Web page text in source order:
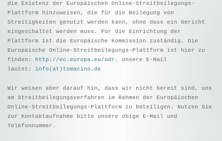
die Existenz der Europäischen Online-Streitbeilegungs-
Plattform hinzuweisen, die für die Beilegung von
Streitigkeiten genutzt werden kann, ohne dass ein Gericht
eingeschaltet werden muss. Für die Einrichtung der
Plattform ist die Europäische Kommission zuständig. Die
Europäische Online-Streitbeilegungs-Plattform ist hier zu
finden:
http://ec.europa.eu/odr . Unsere E-Mail
lautet: info(at)tomacino.de
Wir weisen aber darauf hin, dass wir nicht bereit sind, uns
am Streitbeilegungsverfahren im Rahmen der Europäischen
Online-Streitbeilegungs-Plattform zu beteiligen. Nutzen Sie
zur Kontaktaufnahme bitte unsere obige E-Mail und
Telefonnummer.